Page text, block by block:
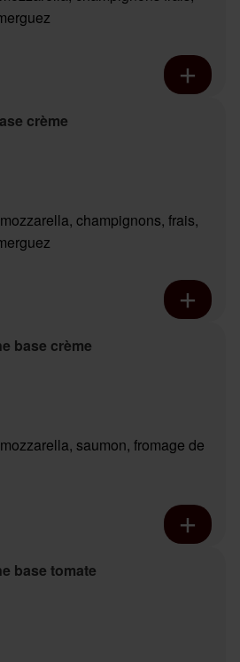
crème
champignons, frais,
base crème
saumon, fromage de
base tomate